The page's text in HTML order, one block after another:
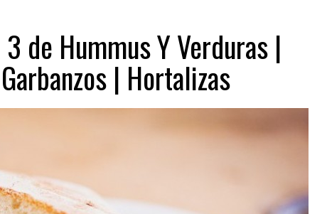
de Hummus Y Verduras |
| Hortalizas